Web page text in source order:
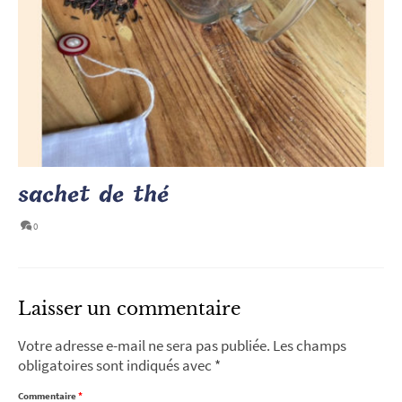
sachet de thé
0
Laisser un commentaire
Votre adresse e-mail ne sera pas publiée. Les champs
obligatoires sont indiqués avec *
Commentaire*